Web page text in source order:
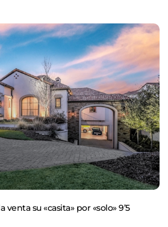
su «casita» por «solo» 9’5